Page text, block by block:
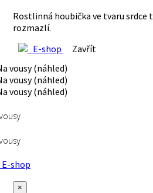
Rostlinná houbička ve tvaru
rozmazlí.
E-shop
Zavřít
shop
×